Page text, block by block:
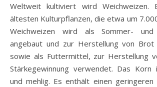
Weltweit kultiviert wird
ältesten Kulturpflanzen, die etwa um
Weichweizen wird als Sommer- und
angebaut und zur Herstellung von Brot
sowie als Futtermittel, zur Herstellung
Stärkegewinnung verwendet. Das
und mehlig. Es enthält einen geringeren